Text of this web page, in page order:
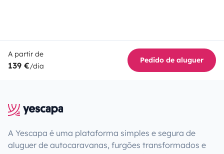
A partir de
139 €/dia
Pedido de aluguer
A Yescapa é uma plataforma simples e segura de
aluguer de autocaravanas, furgões transformados e